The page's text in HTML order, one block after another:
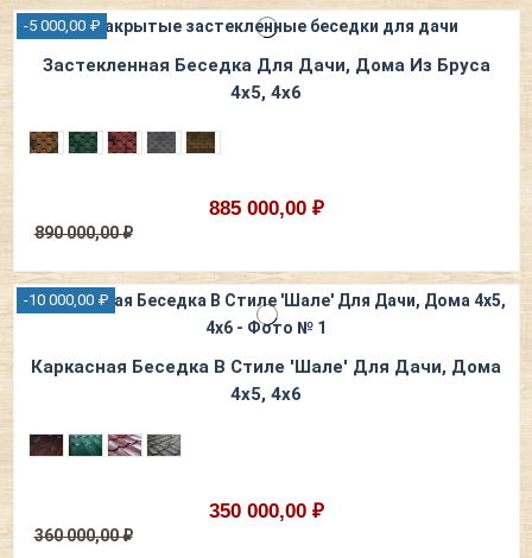
-5 000,00 ₽
Застекленная Беседка Для Дачи, Дома Из Бруса
4х5, 4х6
885 000,00 ₽
890 000,00 ₽
-10 000,00 ₽
Каркасная Беседка В Стиле 'Шале' Для Дачи, Дома
4х5, 4х6
350 000,00 ₽
360 000,00 ₽